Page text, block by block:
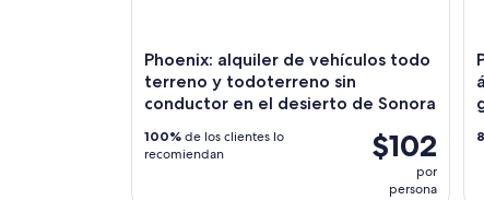
Phoenix: alquiler de vehículos todo
terreno y todoterreno sin
conductor en el desierto de Sonora
$102
por
persona
100% de los clientes lo
recomiendan